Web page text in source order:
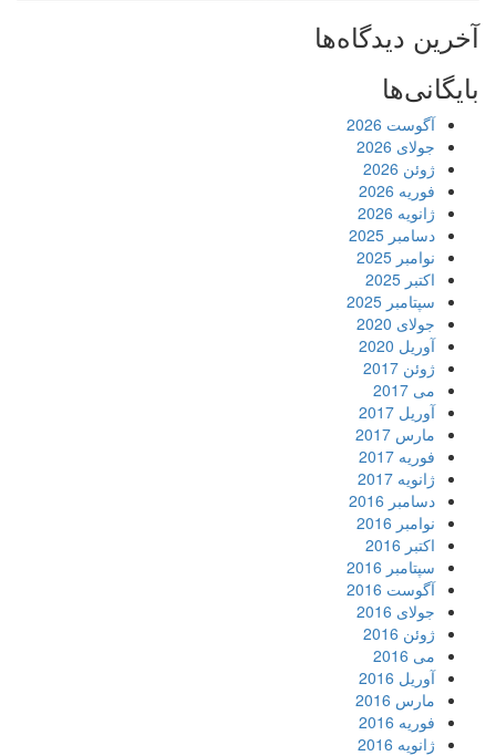
آخرین دیدگاه‌ها
بایگانی‌ها
آگوست 2026
جولای 2026
ژوئن 2026
فوریه 2026
ژانویه 2026
دسامبر 2025
نوامبر 2025
اکتبر 2025
سپتامبر 2025
جولای 2020
آوریل 2020
ژوئن 2017
می 2017
آوریل 2017
مارس 2017
فوریه 2017
ژانویه 2017
دسامبر 2016
نوامبر 2016
اکتبر 2016
سپتامبر 2016
آگوست 2016
جولای 2016
ژوئن 2016
می 2016
آوریل 2016
مارس 2016
فوریه 2016
ژانویه 2016